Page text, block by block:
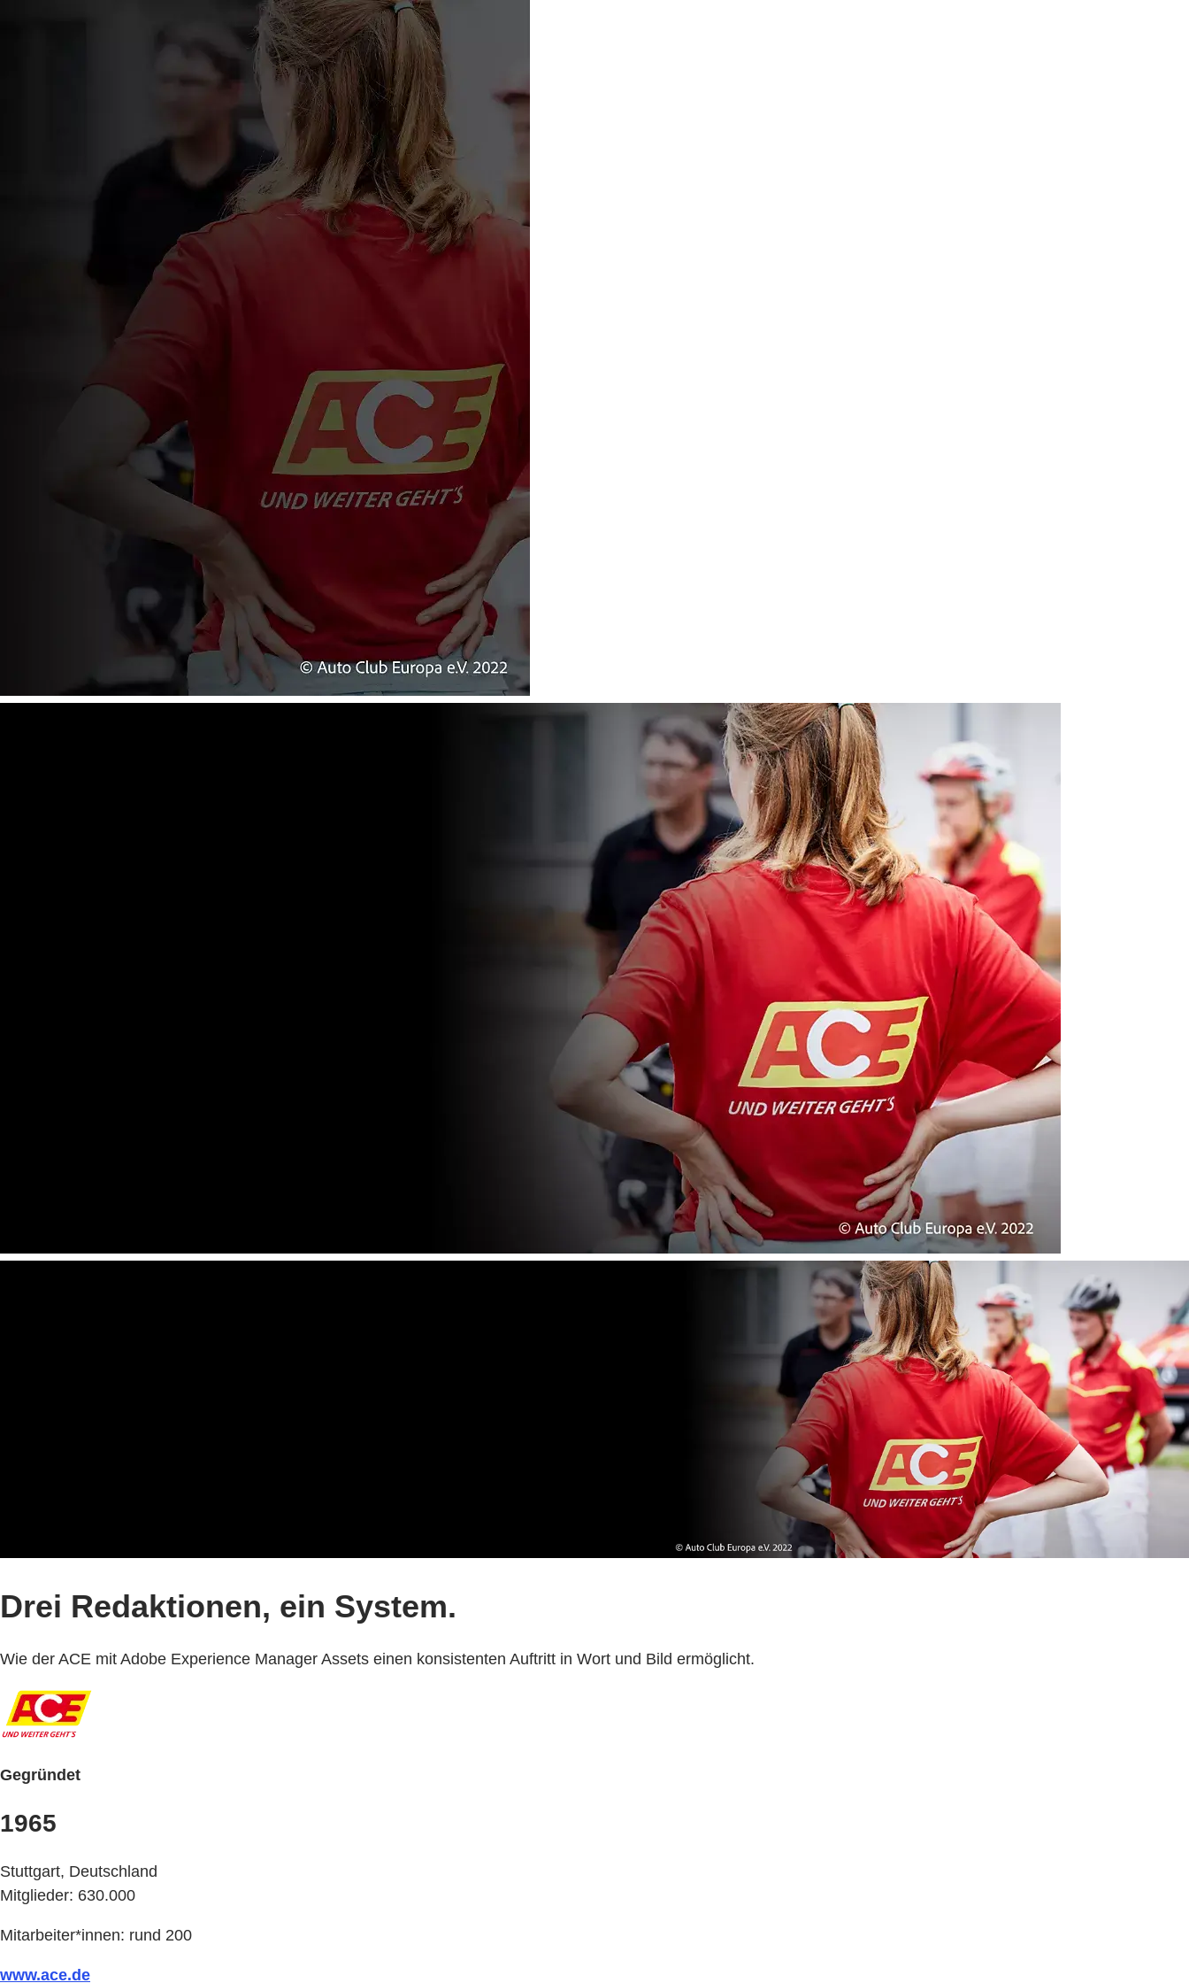
Drei Redaktionen, ein System.
Wie der ACE mit Adobe Experience Manager Assets einen konsistenten Auftritt in Wort und Bild ermöglicht.
Gegründet
1965
Stuttgart, Deutschland
Mitglieder: 630.000
Mitarbeiter*innen: rund 200
www.ace.de